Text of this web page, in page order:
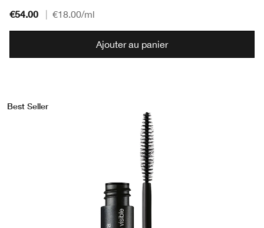
€54.00 €18.00/ml
Ajouter au panier
Best Seller